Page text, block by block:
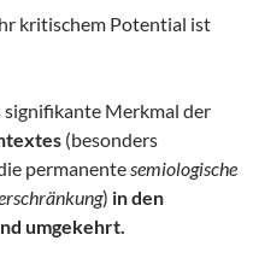
kritischem Potential ist
signifikante Merkmal der
(besonders
permanentesemiologische
) in den
umgekehrt.